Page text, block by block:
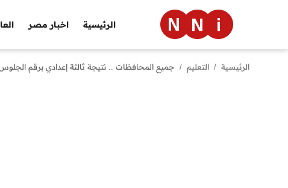
الرئيسية اخبار مصر
الرئيسية التعليم جميع المحافظات .. نتيجة ثالثة إعدادي برقم الجلوس والاسم 2024 ترم ثاني موقع